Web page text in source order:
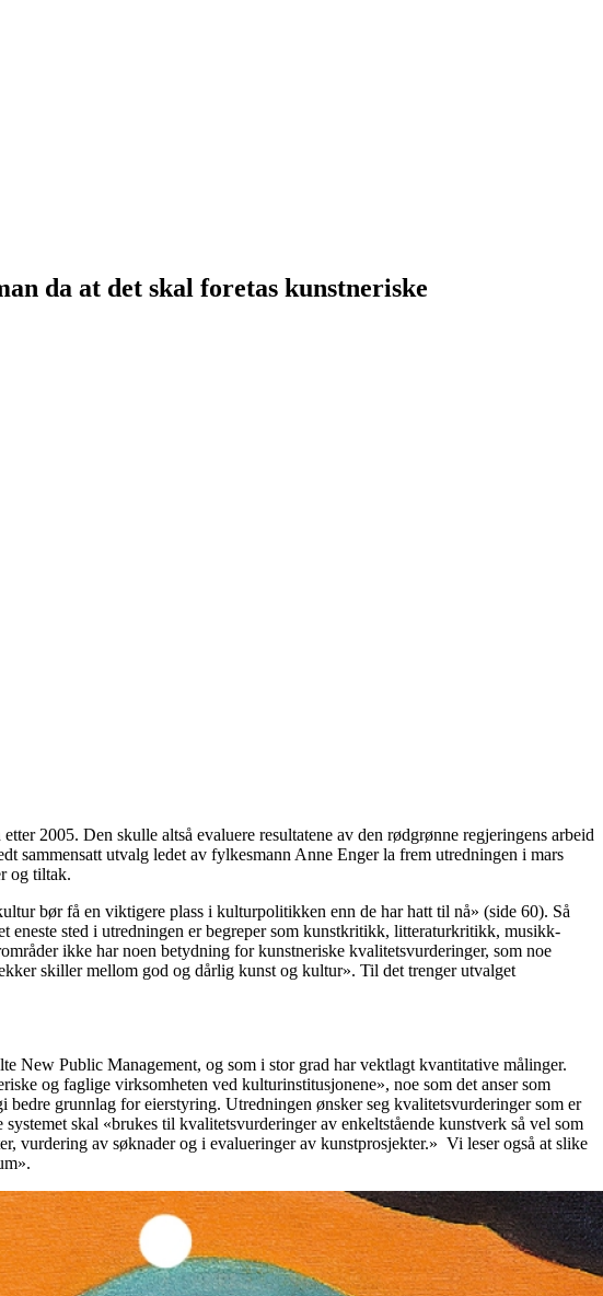
da at det skal foretas kunstneriske
2005. Den skulle altså evaluere resultatene av den rødgrønne regjeringens arbeid
utvalg ledet av fylkesmann Anne Enger la frem utredningen i mars
og tiltak.
bør få en viktigere plass i kulturpolitikken enn de har hatt til nå» (side 60). Så
sted i utredningen er begreper som kunstkritikk, litteraturkritikk, musikk-
ikke har noen betydning for kunstneriske kvalitetsvurderinger, som noe
skiller mellom god og dårlig kunst og kultur». Til det trenger utvalget
New Public Management, og som i stor grad har vektlagt kvantitative målinger.
og faglige virksomheten ved kulturinstitusjonene», noe som det anser som
grunnlag for eierstyring. Utredningen ønsker seg kvalitetsvurderinger som er
skal «brukes til kvalitetsvurderinger av enkeltstående kunstverk så vel som
vurdering av søknader og i evalueringer av kunstprosjekter.» Vi leser også at slike